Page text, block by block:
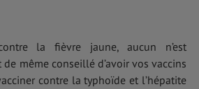
la fièvre jaune, aucun n’est
même conseillé d’avoir vos vaccins
contre la typhoïde et l’hépatite